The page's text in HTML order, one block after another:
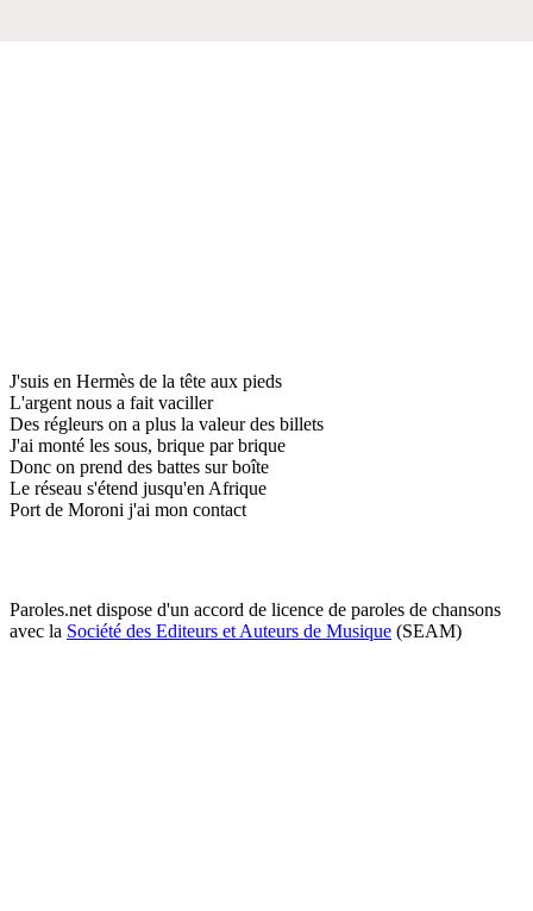
J'suis en Hermès de la tête aux pieds
L'argent nous a fait vaciller
Des régleurs on a plus la valeur des billets
J'ai monté les sous, brique par brique
Donc on prend des battes sur boîte
Le réseau s'étend jusqu'en Afrique
Port de Moroni j'ai mon contact
Paroles.net dispose d'un accord de licence de paroles de chansons
avec la Société des Editeurs et Auteurs de Musique (SEAM)